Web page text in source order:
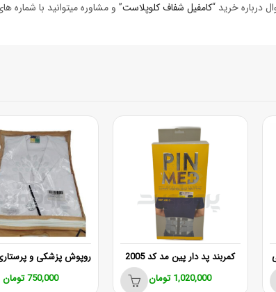
درباره خرید “کامفيل شفاف کلوپلاست” و مشاوره میتوانید با شماره های ۰۷۱۳۶۲۷۸۳۲۶ و ۰۹۱۷۸۰۴۵۰۰۹ تماس بگیرید تا همکاران ما در داروخانه دکتر آوری شما را
کمربند پد دار پین مد کد 2005
1,020,000تومان 750,000تومان